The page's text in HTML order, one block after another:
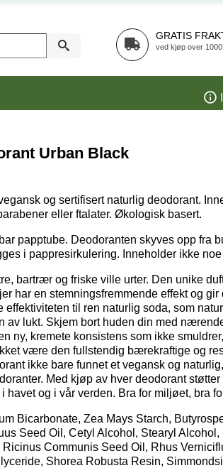
GRATIS
ved kjøp over
Urban Black
og sertifisert naturlig deodorant.
eller ftalater. Økologisk basert.
papptube. Deodoranten skyves opp fra
i pappresirkulering. Inneholder ikke noe
bartrær og friske ville urter. Den unike
har en stemningsfremmende effekt og
effektiviteten til ren naturlig soda, som
av lukt. Skjem bort huden din med
ny, kremete konsistens som ikke
være den fullstendig bærekraftige og
ikke bare funnet et vegansk og
Med kjøp av hver deodorant
havet og i vår verden. Bra for miljøet, bra
Bicarbonate, Zea Mays Starch,
Seed Oil, Cetyl Alcohol, Stearyl
Communis Seed Oil, Rhus
Shorea Robusta Resin,